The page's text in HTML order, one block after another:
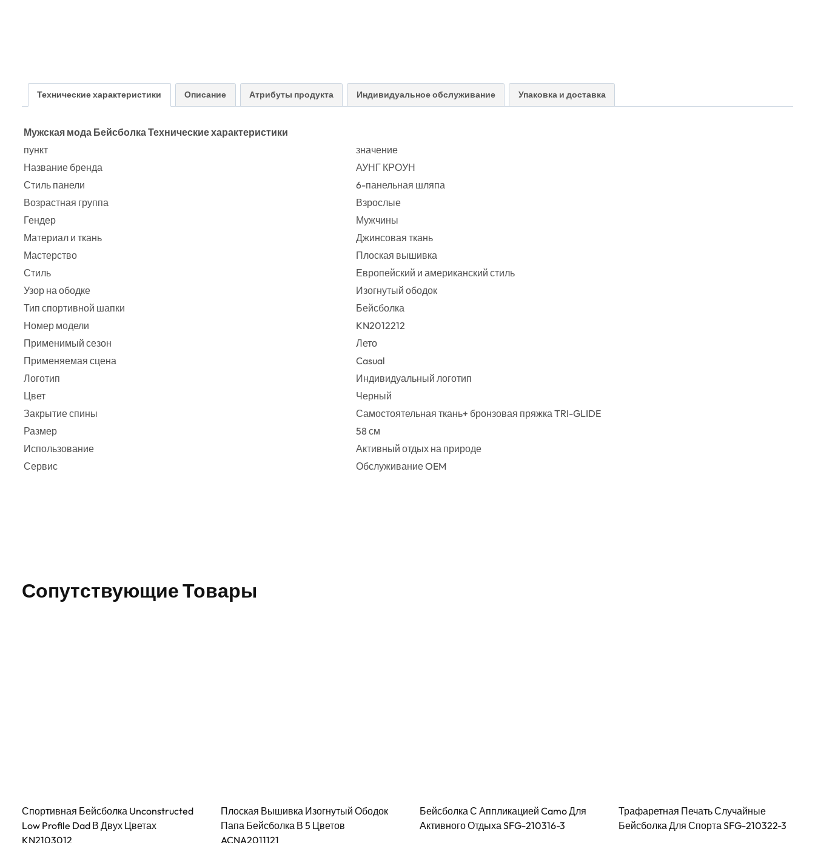
Технические характеристики Описание Атрибуты продукта Индивидуальное обслуживание Упаковка и доставка
Мужская мода Бейсболка Технические характеристики
пункт
значение
Название бренда
АУНГ КРОУН
Стиль панели
6-панельная шляпа
Возрастная группа
Взрослые
Гендер
Мужчины
Материал и ткань
Джинсовая ткань
Мастерство
Плоская вышивка
Стиль
Европейский и американский стиль
Узор на ободке
Изогнутый ободок
Тип спортивной шапки
Бейсболка
Номер модели
KN2012212
Применимый сезон
Лето
Применяемая сцена
Casual
Логотип
Индивидуальный логотип
Цвет
Черный
Закрытие спины
Самостоятельная ткань+ бронзовая пряжка TRI-GLIDE
Размер
58 см
Использование
Активный отдых на природе
Сервис
Обслуживание OEM
Сопутствующие Товары
Спортивная Бейсболка Unconstructed
Low Profile Dad В Двух Цветах
KN2103012
Плоская Вышивка Изогнутый Ободок
Папа Бейсболка В 5 Цветов
ACNA2011121
Бейсболка С Аппликацией Camo Для
Активного Отдыха SFG-210316-3
Трафаретная Печать Случайные
Бейсболка Для Спорта SFG-210322-3